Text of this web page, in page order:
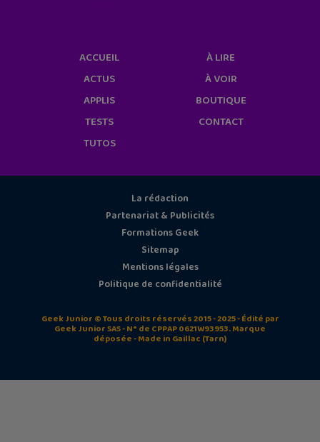
ACCUEIL
ACTUS
APPLIS
TESTS
TUTOS
À LIRE
À VOIR
BOUTIQUE
CONTACT
La rédaction
Partenariat & Publicités
Formations Geek
Sitemap
Mentions légales
Politique de confidentialité
Geek Junior © Tous droits réservés 2015 - 2025 - Édité par
Geek Junior SAS - N° de CPPAP 0621W93953. Marque
déposée - Made in Gaillac (Tarn)